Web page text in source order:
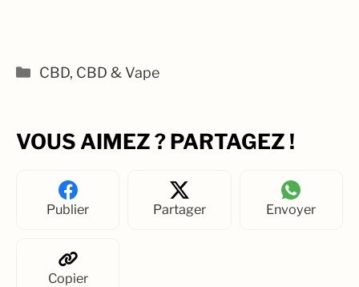
Catégories
CBD, CBD & Vape
VOUS AIMEZ ? PARTAGEZ !
Publier Partager Envoyer
Copier